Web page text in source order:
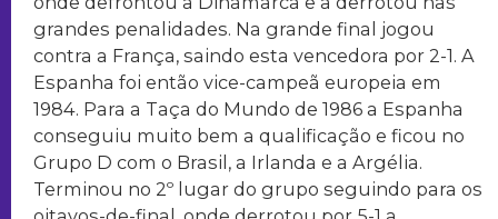
grandes penalidades. Na grande final jogou
contra a França, saindo esta vencedora por 2-1. A
Espanha foi então vice-campeã europeia em
1984. Para a Taça do Mundo de 1986 a Espanha
conseguiu muito bem a qualificação e ficou no
Grupo D com o Brasil, a Irlanda e a Argélia.
Terminou no 2º lugar do grupo seguindo para os